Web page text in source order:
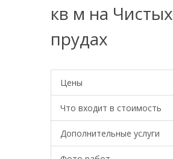
кв м на Чистых
прудах
Цены
Что входит в стоимость
Дополнительные услуги